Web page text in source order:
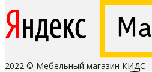
2022 © Мебельный магазин КИДС